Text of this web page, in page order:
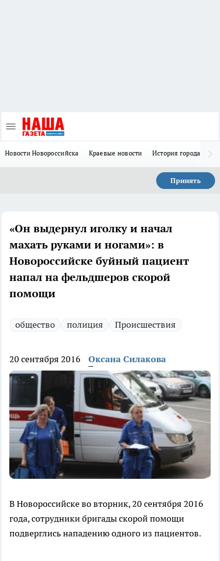
Новости Новороссийска Краевые новости История города Н
Принять
«Он выдернул иголку и начал
махать руками и ногами»: в
Новороссийске буйный пациент
напал на фельдшеров скорой
помощи
общество полиция Происшествия
20 сентября 2016 Оксана Силакова
В Новороссийске во вторник, 20 сентября 2016
года, сотрудники бригады скорой помощи
подверглись нападению одного из пациентов.